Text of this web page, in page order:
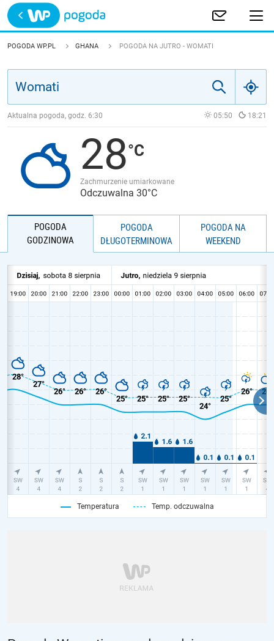
Trwa ładowanie
POLSKA
JAKOŚĆ POWIETRZA
POGODA WP.PL GHANA POGODA NA JUTRO - WOMATI
Aktualna pogoda, godz. 6:30 05:50 18:21
28
Zachmurzenie umiarkowane
Odczuwalna 30°C
POGODA
GODZINOWA
POGODA
DŁUGOTERMINOWA
POGODA NA
WEEKEND
Temperatura Temp. odczuwalna